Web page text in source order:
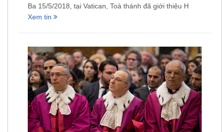
Ba 15/5/2018, tại Vatican, Toà thánh đã giới thiệu H
Xem tin